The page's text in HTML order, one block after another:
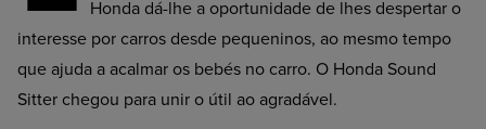
Honda dá-lhe a oportunidade de lhes despertar o
interesse por carros desde pequeninos, ao mesmo tempo
que ajuda a acalmar os bebés no carro. O Honda Sound
Sitter chegou para unir o útil ao agradável.